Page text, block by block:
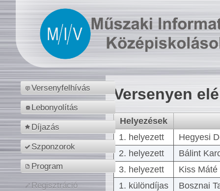
Versenyfelhívás
Lebonyolítás
Díjazás
Szponzorok
Program
Regisztráció
Versenyen
Helyezések
1. helyezett
Hegyesi
2. helyezett
Bálint
3. helyezett
Kiss
1. különdíjas
Bosznai